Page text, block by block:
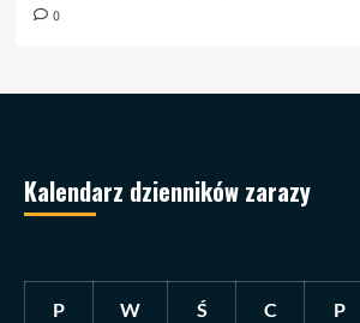
0
Kalendarz dzienników zarazy
P W Ś C P